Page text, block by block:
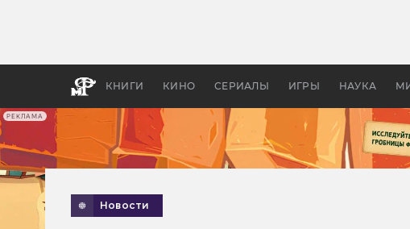
РЕКЛАМА
КНИГИ КИНО СЕРИАЛЫ ИГРЫ НАУКА
апокалипсис,
Новости